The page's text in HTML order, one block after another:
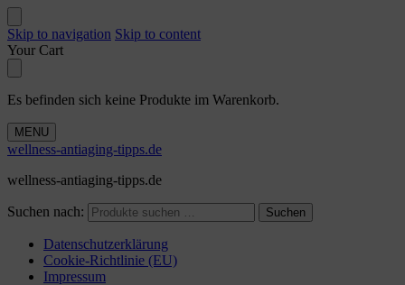
Skip to navigation Skip to content
Your Cart
Es befinden sich keine Produkte im Warenkorb.
MENU
wellness-antiaging-tipps.de
wellness-antiaging-tipps.de
Suchen nach: Suchen
Datenschutzerklärung
Cookie-Richtlinie (EU)
Impressum